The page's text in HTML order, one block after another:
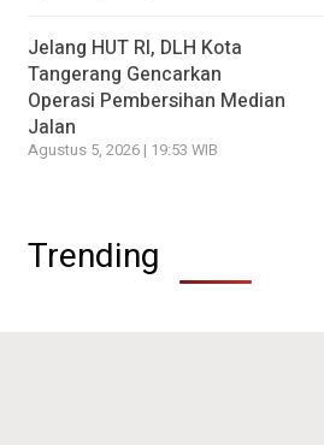
Jelang HUT RI, DLH Kota
Tangerang Gencarkan
Operasi Pembersihan Median
Jalan
Agustus 5, 2026 | 19:53 WIB
Trending